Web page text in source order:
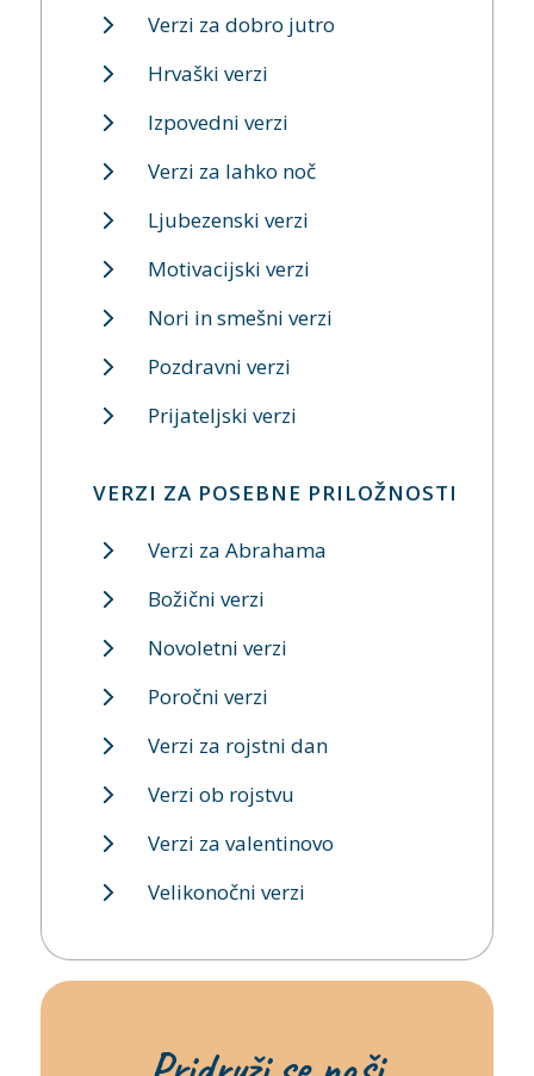
Verzi za dobro jutro
Hrvaški verzi
Izpovedni verzi
Verzi za lahko noč
Ljubezenski verzi
Motivacijski verzi
Nori in smešni verzi
Pozdravni verzi
Prijateljski verzi
VERZI ZA POSEBNE PRILOŽNOSTI
Verzi za Abrahama
Božični verzi
Novoletni verzi
Poročni verzi
Verzi za rojstni dan
Verzi ob rojstvu
Verzi za valentinovo
Velikonočni verzi